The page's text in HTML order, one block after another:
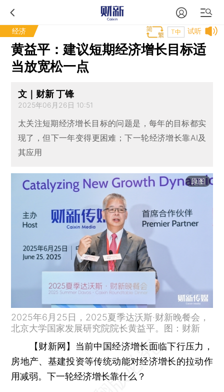
经济 试听
T中
黄益平：建议短期经济增长目标适
当放宽松一点
文｜财新 丁锋
2025年06月26日 10:51
太关注短期经济增长目标的问题是，每年的目标都实
现了，但下一年变得更困难；下一轮经济增长靠AI及
其应用
原图
2025年6月25日，2025夏季达沃斯·财新晚餐会，
北京大学国家发展研究院院长黄益平。图：财新
【财新网】 当前中国经济增长面临下行压力，
房地产、基建投资等传统动能对经济增长的拉动作
用减弱。下一轮经济增长靠什么？